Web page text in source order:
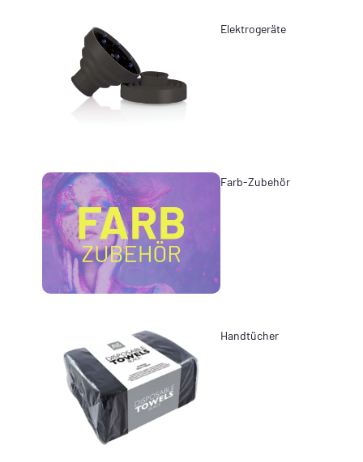
Elektrogeräte
Farb-Zubehör
Handtücher